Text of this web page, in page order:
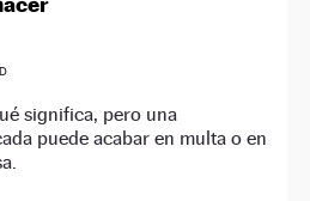
significa, pero una
puede acabar en multa o en